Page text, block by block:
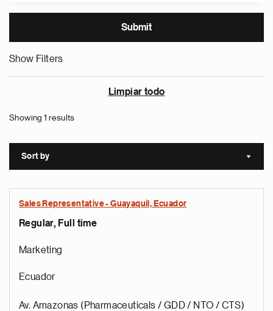
Show Filters
Limpiar todo
Showing 1 results
Sort by Sort
Sales Representative - Guayaquil, Ecuador
Regular, Full time
Marketing
Ecuador
Av. Amazonas (Pharmaceuticals / GDD / NTO / CTS)